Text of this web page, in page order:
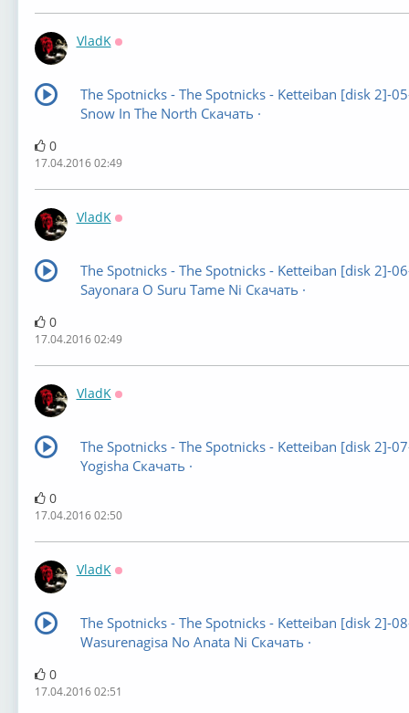
VladK
The Spotnicks - The Spotnicks - Ketteiban [disk 2]-
Snow In The North Скачать ·
0
17.04.2016 02:49
VladK
The Spotnicks - The Spotnicks - Ketteiban [disk 2]-
Sayonara O Suru Tame Ni Скачать ·
0
17.04.2016 02:49
VladK
The Spotnicks - The Spotnicks - Ketteiban [disk 2]-
Yogisha Скачать ·
0
17.04.2016 02:50
VladK
The Spotnicks - The Spotnicks - Ketteiban [disk 2]-
Wasurenagisa No Anata Ni Скачать ·
0
17.04.2016 02:51